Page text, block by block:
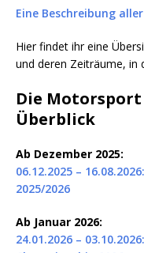
Eine Beschreibung
Hier findet ihr eine
und deren Zeiträume, in
Die Motorsport
Überblick
Ab Dezember 2025:
06.12.2025 –
2025/2026
Ab Januar 2026:
24.01.2026 –